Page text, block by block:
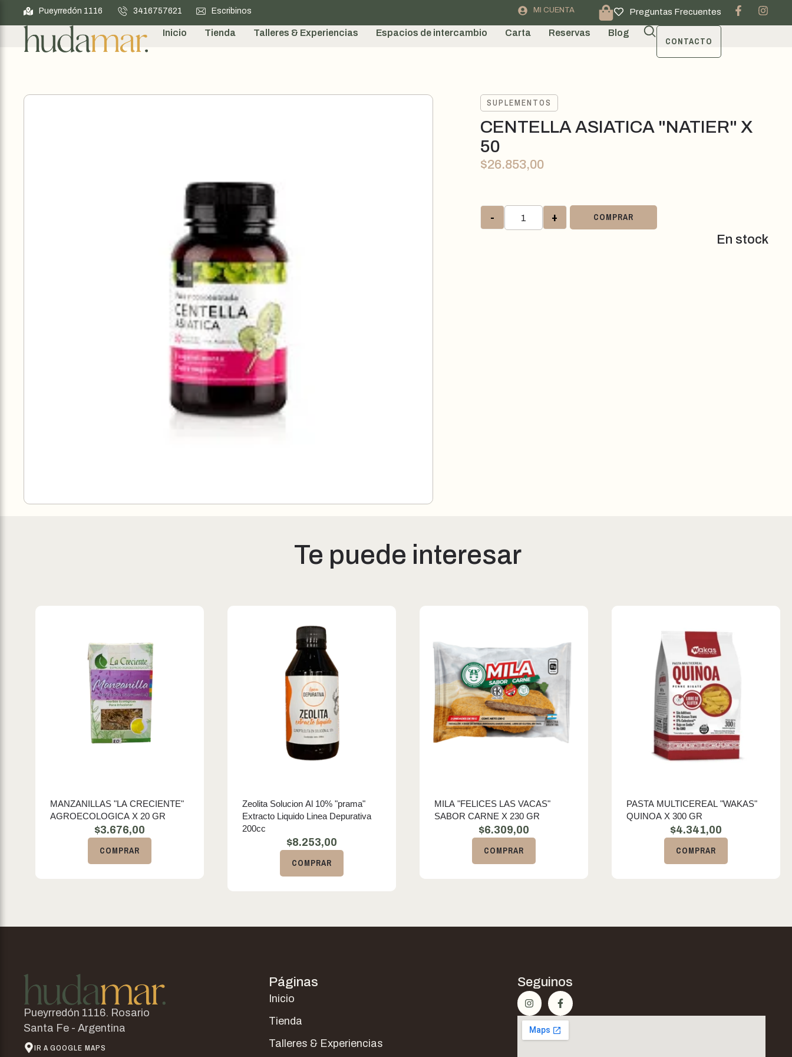
Pueyrredón 1116 3416757621 Escribinos MI CUENTA Preguntas Frecuentes
Inicio Tienda Talleres & Experiencias Espacios de intercambio Carta Reservas Blog
CONTACTO
SUPLEMENTOS
CENTELLA ASIATICA "NATIER" X
50
$26.853,00
- + COMPRAR
En stock
Te puede interesar
MANZANILLAS "LA CRECIENTE"
AGROECOLOGICA X 20 GR
$3.676,00
COMPRAR
Zeolita Solucion Al 10% "prama"
Extracto Liquido Linea Depurativa
200cc
$8.253,00
COMPRAR
MILA "FELICES LAS VACAS"
SABOR CARNE X 230 GR
$6.309,00
COMPRAR
PASTA MULTICEREAL "WAKAS"
QUINOA X 300 GR
$4.341,00
COMPRAR
Pueyrredón 1116. Rosario
Santa Fe - Argentina
IR A GOOGLE MAPS
Páginas
Inicio
Tienda
Talleres & Experiencias
Seguinos